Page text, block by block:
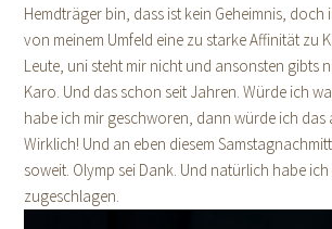
Hemdträger bin, dass ist kein Geheimnis, doch
von meinem Umfeld eine zu starke Affinität zu
Leute, uni steht mir nicht und ansonsten gibts
Karo. Und das schon seit Jahren. Würde ich
habe ich mir geschworen, dann würde ich das
Wirklich! Und an eben diesem
soweit. Olymp sei Dank. Und natürlich habe
zugeschlagen.